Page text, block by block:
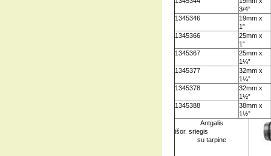
3/4”
1345346
19mm x
1”
1345366
25mm x
1”
1345367
25mm x
1¼”
1345377
32mm x
1¼”
1345378
32mm x
1½”
1345388
38mm x
1½”
Antgalis
išor. sriegis
su tarpine